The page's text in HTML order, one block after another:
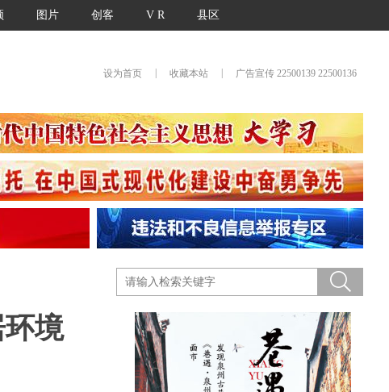
图片 创客 V R 县区
设为首页 收藏本站 广告宣传 22500139 22500136
境